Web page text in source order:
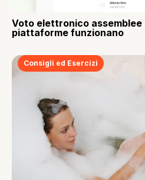
Voto elettronico assemblee
piattaforme funzionano
Consigli ed Esercizi